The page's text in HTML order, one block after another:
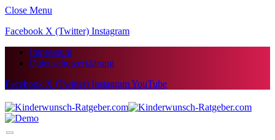
Close Menu
Facebook X (Twitter) Instagram
Impressum
Datenschutzerklärung
Facebook X (Twitter) InstagramYouTube